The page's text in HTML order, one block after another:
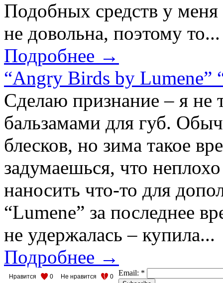
Подобных средств у
не довольна, поэтому то...
Подробнее →
“Angry Birds by Lumene”
Сделаю признание – я не
бальзамами для губ.
блесков, но зима такое
задумаешься, что
наносить что-то для
“Lumene” за последнее
не удержалась – купила...
Подробнее →
Нравится 0 Не нравится 0 Email: *